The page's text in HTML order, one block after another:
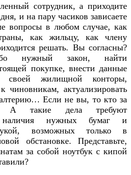
сотрудник, а приходите
и на пару часиков зависаете
вопросы в любом случае, как
как жильцу, как члену
решать. Вы согласны?
нужный закон, найти
покупке, внести данные
своей жилищной конторы,
чиновникам, актуализировать
Если не вы, то кто за
А такие дела требуют
наличия нужных бумаг и
возможных только в
обстановке. Представьте,
за собой ноутбук с кипой